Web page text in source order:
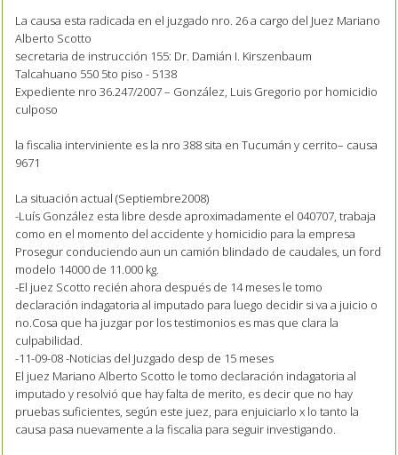
La causa esta radicada en el juzgado nro. 26 a cargo del Juez Mariano
Alberto Scotto
secretaria de instrucción 155: Dr. Damián I. Kirszenbaum
Talcahuano 550 5to piso - 5138
Expediente nro 36.247/2007 – González, Luis Gregorio por homicidio
culposo
la fiscalia interviniente es la nro 388 sita en Tucumán y cerrito– causa
9671
La situación actual (Septiembre2008)
-Luís González esta libre desde aproximadamente el 040707, trabaja
como en el momento del accidente y homicidio para la empresa
Prosegur conduciendo aun un camión blindado de caudales, un ford
modelo 14000 de 11.000 kg.
-El juez Scotto recién ahora después de 14 meses le tomo
declaración indagatoria al imputado para luego decidir si va a juicio o
no.Cosa que ha juzgar por los testimonios es mas que clara la
culpabilidad.
-11-09-08 -Noticias del Juzgado desp de 15 meses
El juez Mariano Alberto Scotto le tomo declaración indagatoria al
imputado y resolvió que hay falta de merito, es decir que no hay
pruebas suficientes, según este juez, para enjuiciarlo x lo tanto la
causa pasa nuevamente a la fiscalia para seguir investigando.